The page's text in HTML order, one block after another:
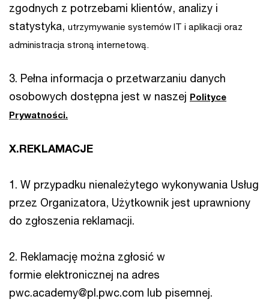
zgodnych z potrzebami klientów, analizy i
statystyka, utrzymywanie systemów IT i aplikacji oraz
administracja stroną internetową.
3. Pełna informacja o przetwarzaniu danych
osobowych dostępna jest w naszej Polityce
Prywatności.
X.REKLAMACJE
1. W przypadku nienależytego wykonywania Usług
przez Organizatora, Użytkownik jest uprawniony
do zgłoszenia reklamacji.
2. Reklamację można zgłosić w
formie elektronicznej na adres
pwc.academy@pl.pwc.com lub pisemnej.